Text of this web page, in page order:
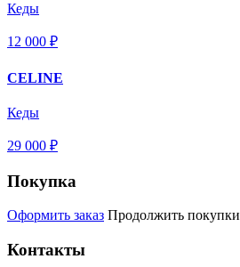
Кеды
12 000 ₽
CELINE
Кеды
29 000 ₽
Покупка
Оформить заказ Продолжить покупки
Контакты